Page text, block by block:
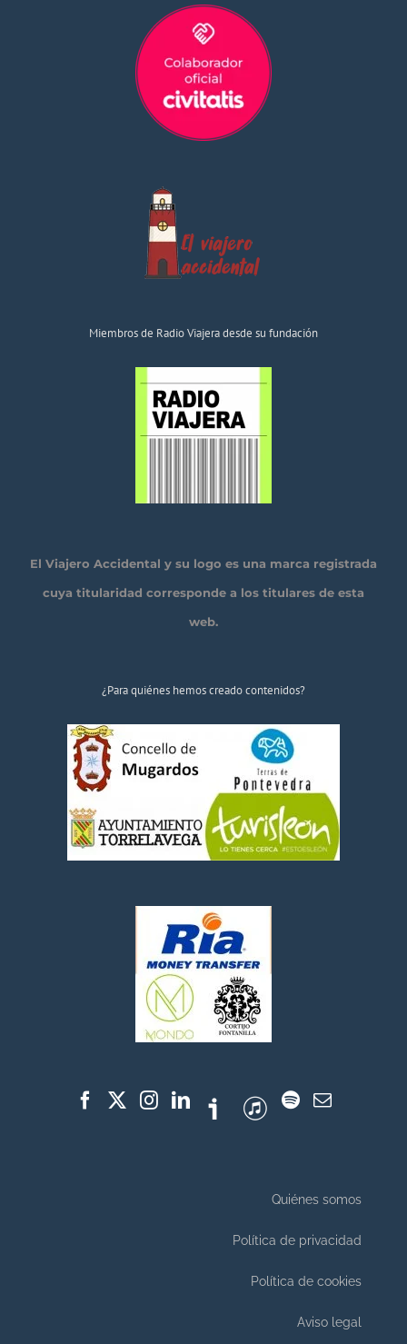
Miembros de Radio Viajera desde su fundación
El Viajero Accidental y su logo es una marca registrada
cuya titularidad corresponde a los titulares de esta
web.
¿Para quiénes hemos creado contenidos?
Quiénes somos
Política de privacidad
Política de cookies
Aviso legal